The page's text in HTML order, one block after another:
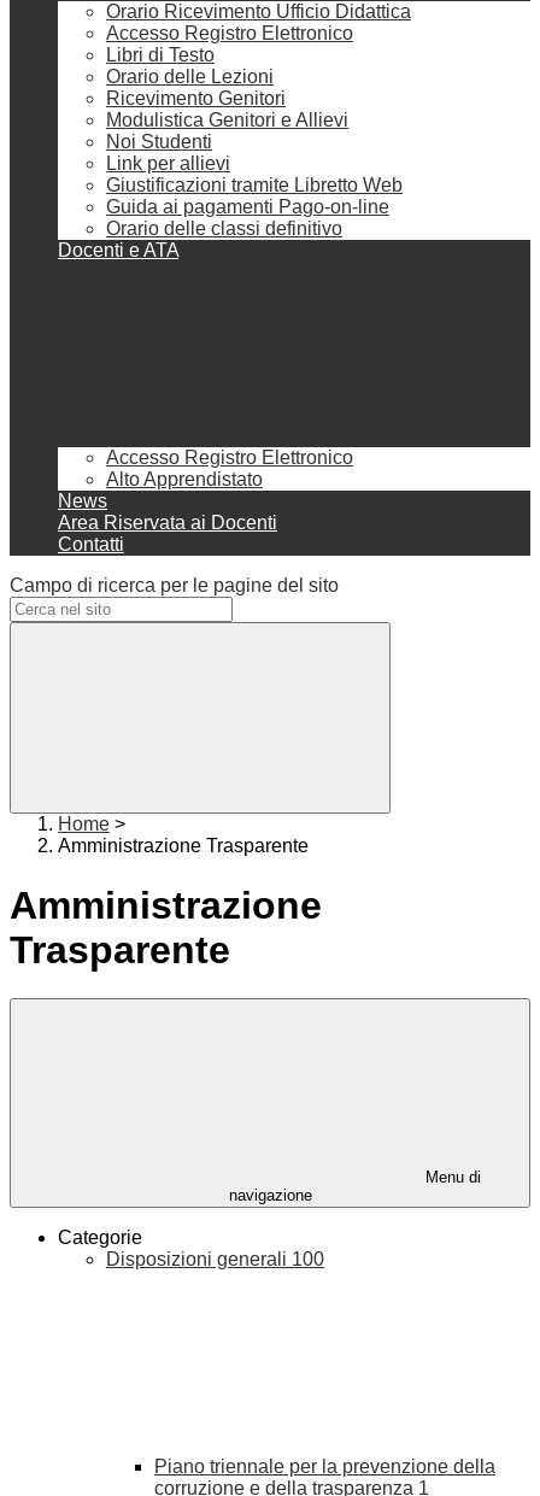
Orario Ricevimento Ufficio Didattica
Accesso Registro Elettronico
Libri di Testo
Orario delle Lezioni
Ricevimento Genitori
Modulistica Genitori e Allievi
Noi Studenti
Link per allievi
Giustificazioni tramite Libretto Web
Guida ai pagamenti Pago-on-line
Orario delle classi definitivo
Docenti e ATA
Accesso Registro Elettronico
Alto Apprendistato
News
Area Riservata ai Docenti
Contatti
Campo di ricerca per le pagine del sito
Home >
Amministrazione Trasparente
Amministrazione
Trasparente
Menu di
navigazione
Categorie
Disposizioni generali 100
Piano triennale per la prevenzione della
corruzione e della trasparenza 1